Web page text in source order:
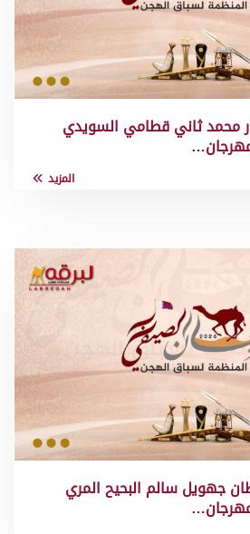
محمد ثاني قطامي السويدي
المزيد
جهويل سالم البحيح المري